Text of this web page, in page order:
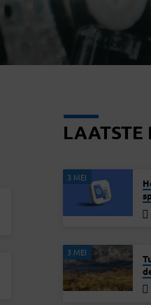
LAATSTE
3 MEI
3 MEI